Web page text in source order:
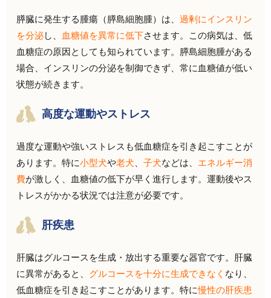
膵臓に発生する腫瘍（膵島細胞腫）は、過剰にインスリン
を分泌し、 血糖値を異常に低下させます。この病気は、低
血糖症の原因としても知られています。膵島細胞腫がある
場合、インスリンの分泌を制御できず、常に血糖値が低い
状態が続きます。
高度な運動やストレス
過度な運動や強いストレスも低血糖症を引き起こすことが
あります。特に小型犬や老犬、子犬などは、 エネルギー消
費が激しく、血糖値の低下が早く進行します。運動後やス
トレスがかかる状況では注意が必要です。
肝疾患
肝臓はグルコースを生成・放出する重要な器官です。肝臓
に異常があると、 グルコースを十分に生成できなく なり、
低血糖症を引き起こすことがあります。特に慢性の肝疾患